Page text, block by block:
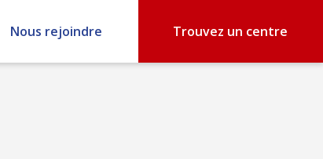
Nous rejoindre Trouvez un centre